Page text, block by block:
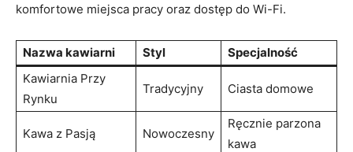
komfortowe miejsca pracy oraz dostęp do Wi-Fi.
Nazwa kawiarni Styl
Specjalność
Kawiarnia Przy
Rynku
Tradycyjny Ciasta domowe
Kawa z Pasją Nowoczesny
Ręcznie parzona
kawa